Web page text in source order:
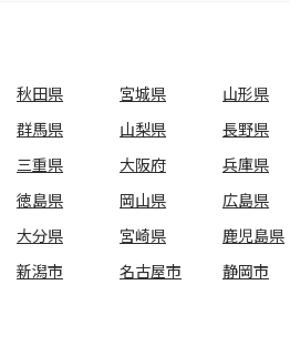
秋田県 宮城県 山形県
群馬県 山梨県 長野県
三重県 大阪府 兵庫県
徳島県 岡山県 広島県
大分県 宮崎県 鹿児島県
新潟市 名古屋市 静岡市